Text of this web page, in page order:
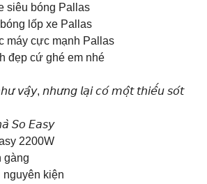
siêu bóng Pallas
lốp xe Pallas
máy cực mạnh Pallas
đẹp cứ ghé em nhé
𝘷𝘢̣̂𝘺, 𝘯𝘩𝘶̛𝘯𝘨 𝘭𝘢̣𝘪 𝘤𝘰́ 𝘮𝘰̣̂𝘵 𝘵𝘩𝘪𝘦̂́𝘶 𝘴𝘰́𝘵
𝘚𝘰 𝘌𝘢𝘴𝘺
2200W
gàng
nguyên kiện